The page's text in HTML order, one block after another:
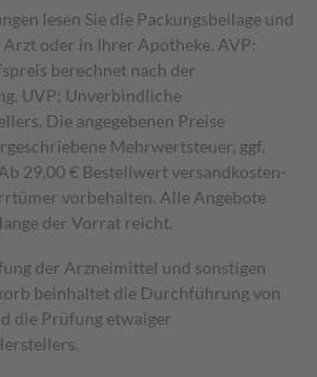
lesen Sie die Packungsbeilage und
oder in Ihrer Apotheke. AVP:
berechnet nach der
UVP: Unverbindliche
Die angegebenen Preise
Mehrwertsteuer, ggf.
29,00 € Bestell­wert versand­kosten­
vorbehalten. Alle Angebote
der Vorrat reicht.
der Arzneimittel und sonstigen
beinhaltet die Durchführung von
die Prüfung etwaiger